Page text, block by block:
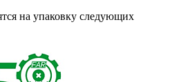
на упаковку следующих